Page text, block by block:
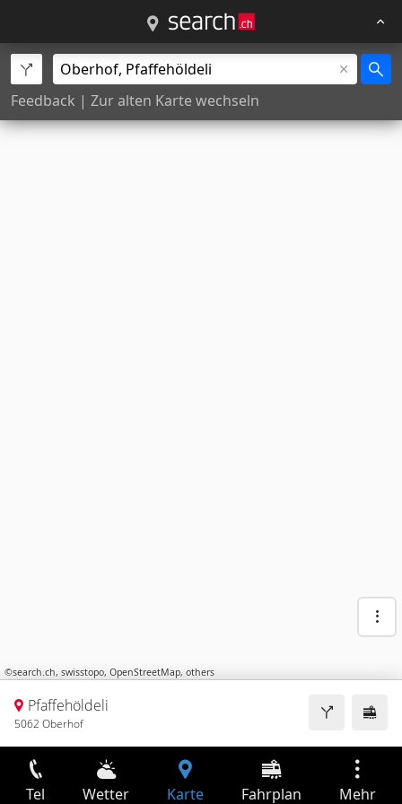
Feedback | Zur alten Karte wechseln
©search.ch, swisstopo, OpenStreetMap, others
Pfaffehöldeli
5062 Oberhof
Tel Wetter Karte Fahrplan Mehr